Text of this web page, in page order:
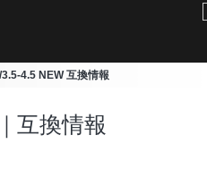
4.5 NEW 互換情報
互換情報